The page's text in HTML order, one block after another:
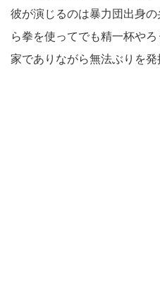
彼が演じるのは暴力団出身
ら拳を使ってでも精一杯や
家でありながら無法ぶりを発